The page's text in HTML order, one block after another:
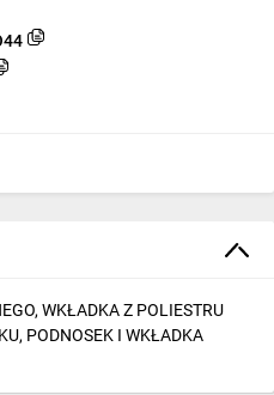
WKŁADKA Z POLIESTRU
PODNOSEK I WKŁADKA